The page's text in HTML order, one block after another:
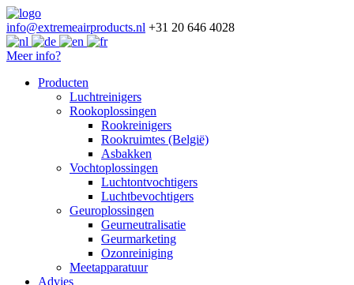
info@extremeairproducts.nl +31 20 646 4028
Meer info?
SpringProducten
Luchtreinigers
Rookoplossingen
Rookreinigers
Rookruimtes (België)
Asbakken
Vochtoplossingen
Luchtontvochtigers
Luchtbevochtigers
Geuroplossingen
Geurneutralisatie
Geurmarketing
Ozonreiniging
Meetapparatuur
Advies